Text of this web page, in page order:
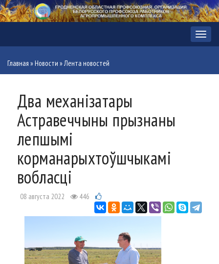
Меню
Главная »Новости »Лента новостей
Два механізатары
Астравеччыны прызнаны
лепшымі
корманарыхтоўшчыкамі
вобласці
08 августа 2022 446